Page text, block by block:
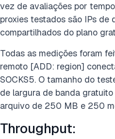
vez de avaliações por
proxies testados são IPs de
compartilhados do plano
Todas as medições foram
remoto [ADD: region]
SOCKS5. O tamanho do
de largura de banda
arquivo de 250 MB e 250
Throughput: